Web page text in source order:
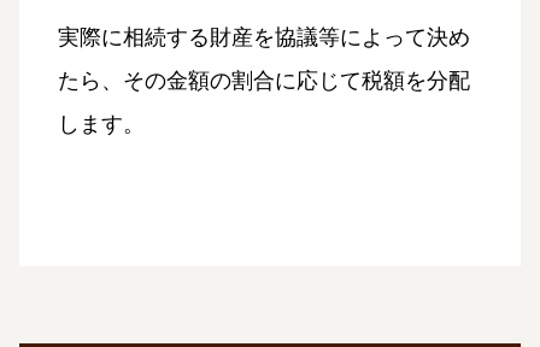
実際に相続する財産を協議等によって決め
たら、その金額の割合に応じて税額を分配
します。